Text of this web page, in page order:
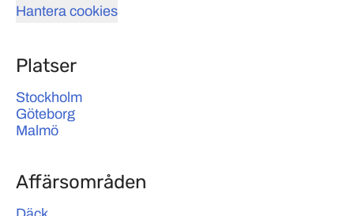
Hantera cookies
Platser
Stockholm
Göteborg
Malmö
Affärsområden